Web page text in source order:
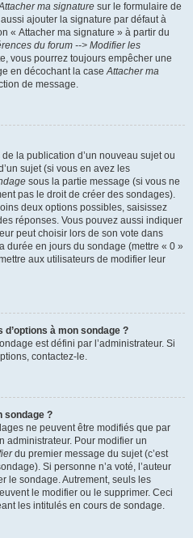
ma signature sur le formulaire de
ajouter la signature par défaut à
« Attacher ma signature » à partir du
du forum --> Modifier les
vous pourrez toujours empêcher une
en décochant la caseAttacher ma
de message.
la publication d’un nouveau sujet ou
sujet (si vous en avez les
sous la partie message (si vous ne
pas le droit de créer des sondages).
deux options possibles, saisissez
réponses. Vous pouvez aussi indiquer
peut choisir lors de son vote dans
durée en jours du sondage (mettre « 0 »
aux utilisateurs de modifier leur
à mon sondage ?
est défini par l’administrateur. Si
contactez-le.
sondage ?
ne peuvent être modifiés que par
administrateur. Pour modifier un
du premier message du sujet (c’est
Si personne n’a voté, l’auteur
le sondage. Autrement, seuls les
le modifier ou le supprimer. Ceci
les intitulés en cours de sondage.